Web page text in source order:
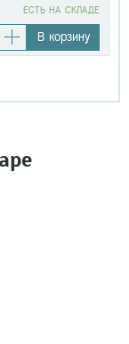
EСТЬ НА СКЛАДЕ
В корзину